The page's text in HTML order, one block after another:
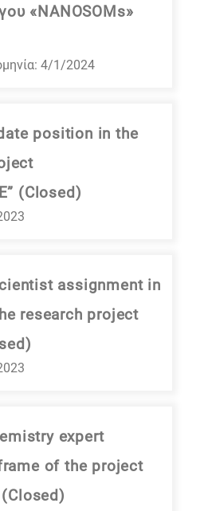
«NANOSOMs»
4/1/2024
position in the
(Closed)
assignment in
research project
expert
of the project
(Closed)